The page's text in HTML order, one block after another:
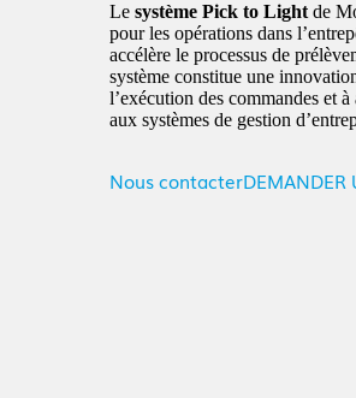
Lesystème Pick to Light de
pour les opérations dans
accélère le processus de
système constitue une
l’exécution des commandes et
aux systèmes de gestion
Nous contacterDEMANDER